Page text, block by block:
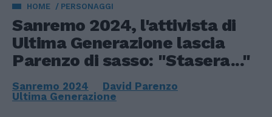
HOME PERSONAGGI
Sanremo 2024, l'attivista di
Ultima Generazione lascia
Parenzo di sasso: "Stasera..."
Sanremo 2024
David Parenzo
Ultima Generazione